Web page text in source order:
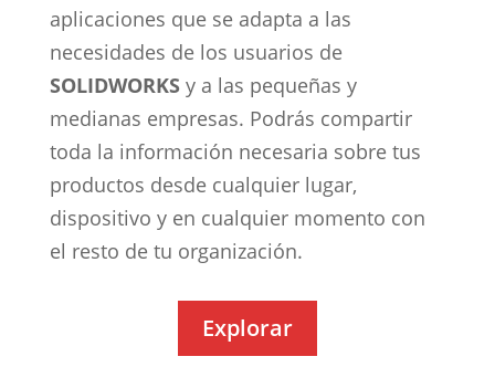
aplicaciones que se adapta a las
necesidades de los usuarios de
SOLIDWORKSy a las pequeñas y
medianas empresas. Podrás compartir
toda la información necesaria sobre tus
productos desde cualquier lugar,
dispositivo y en cualquier momento con
el resto de tu organización.
Explorar